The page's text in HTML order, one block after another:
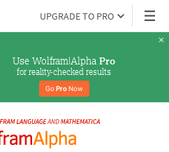
UPGRADE TO PRO
Use Wolfram|Alpha Pro
for reality-checked results
Go Pro Now